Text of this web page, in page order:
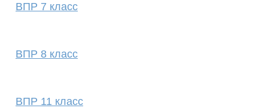
ВПР 7 класс
ВПР 8 класс
ВПР 11 класс